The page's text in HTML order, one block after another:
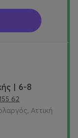
| 6-8
62
Αττική